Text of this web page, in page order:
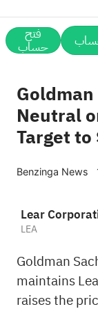
فتح
حساب
Neutral
Target
Benzinga News
Lear
LEA
Goldman
maintains
raises the